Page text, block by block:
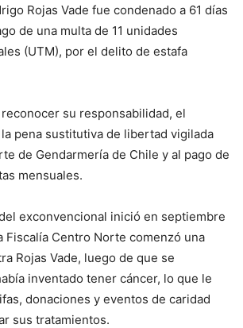
Rojas Vade fue condenado a 61 días
de una multa de 11 unidades
(UTM), por el delito de estafa
su responsabilidad, el
pena sustitutiva de libertad vigilada
de Gendarmería de Chile y al pago de
mensuales.
exconvencional inició en septiembre
Fiscalía Centro Norte comenzó una
Rojas Vade, luego de que se
inventado tener cáncer, lo que le
donaciones y eventos de caridad
sus tratamientos.